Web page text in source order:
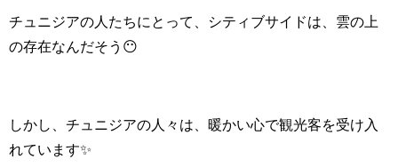
チュニジアの人たちにとって、シティブサイドは、雲の上
の存在なんだそう😶
しかし、チュニジアの人々は、暖かい心で観光客を受け入
れています✨